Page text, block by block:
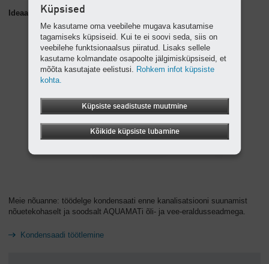
Ideaalne täiendus: AQUAMAT õli- ja vee-eraldusseade
Meie nõuanne: töödelge kondensaati enne kanalisatsiooni suunamist
nõuetekohaselt ja soodsalt AQUAMATi õli- ja vee-eraldusseadmega.
Kondensaadi töötlemine
Küpsised
Me kasutame oma veebilehe mugava kasutamise
tagamiseks küpsiseid. Kui te ei soovi seda, siis on
veebilehe funktsionaalsus piiratud. Lisaks sellele
kasutame kolmandate osapoolte jälgimisküpsiseid, et
mõõta kasutajate eelistusi. Rohkem infot küpsiste
kohta.
Küpsiste seadistuste muutmine
Kõikide küpsiste lubamine